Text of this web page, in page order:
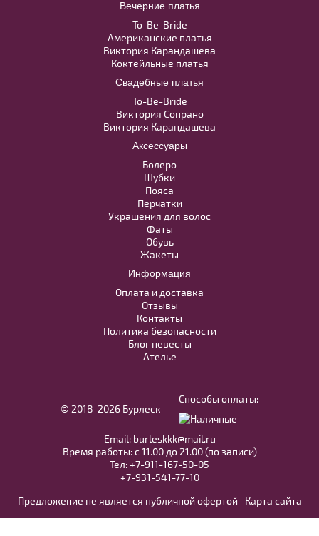
оборками
В примерочную
Купить
Вечерние платья
To-Be-Bride
Американские платья
Виктория Карандашева
Коктейльные платья
Свадебные платья
To-Be-Bride
Виктория Сопрано
Виктория Карандашева
Аксессуары
Болеро
Шубки
Пояса
Перчатки
Украшения для волос
Фаты
Обувь
Жакеты
Информация
Оплата и доставка
Отзывы
Контакты
Политика безопасности
Блог невесты
Ателье
© 2018-2026 Бурлеск
Способы оплаты:
Email: burleskkk@mail.ru
Время работы: с 11.00 до 21.00 (по записи)
Тел:+7-911-167-50-05
+7-931-541-77-10
Предложение не является публичной офертой
Карта сайта